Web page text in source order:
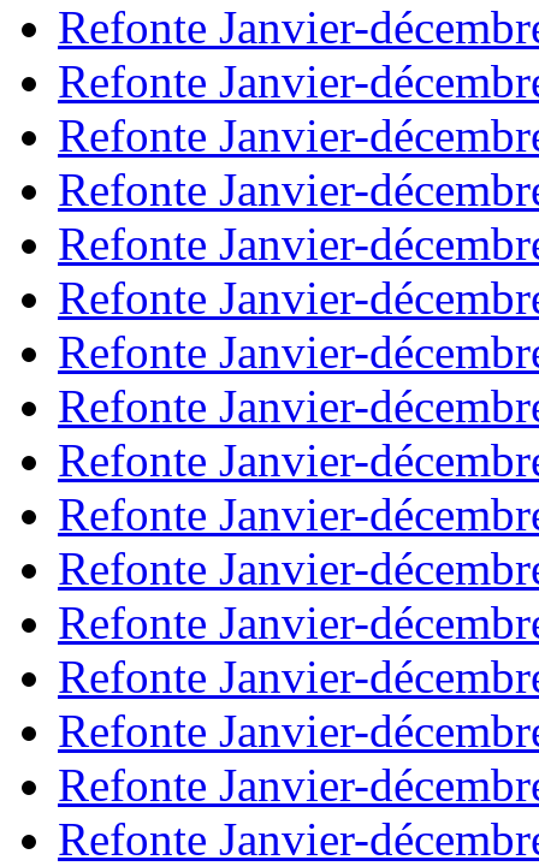
Refonte Janvier-
Refonte Janvier-
Refonte Janvier-
Refonte Janvier-
Refonte Janvier-
Refonte Janvier-
Refonte Janvier-
Refonte Janvier-
Refonte Janvier-
Refonte Janvier-
Refonte Janvier-
Refonte Janvier-
Refonte Janvier-
Refonte Janvier-
Refonte Janvier-
Refonte Janvier-